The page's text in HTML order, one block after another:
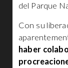
del Parque
Con su
haber